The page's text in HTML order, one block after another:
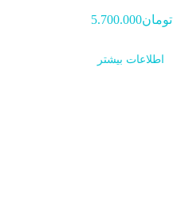
تومان5.700.000
اطلاعات بیشتر